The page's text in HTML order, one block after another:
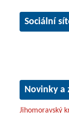
Sociální
Novinky a
Jihomoravský